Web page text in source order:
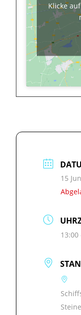
Klicke
15
13:00